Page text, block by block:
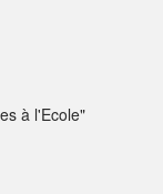
à l'Ecole"